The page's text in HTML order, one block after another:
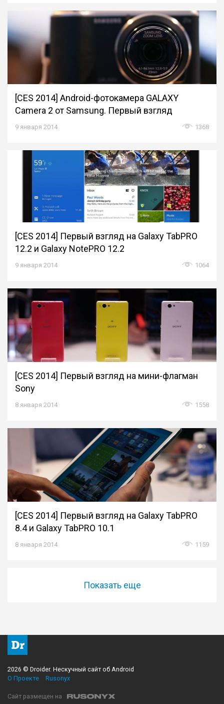
[CES 2014] Android-фотокамера GALAXY
Camera 2 от Samsung. Первый взгляд
9 января 2014 1368
[CES 2014] Первый взгляд на Galaxy TabPRO
12.2 и Galaxy NotePRO 12.2
9 января 2014 1064
[CES 2014] Первый взгляд на мини-флагман
Sony
8 января 2014 1558
[CES 2014] Первый взгляд на Galaxy TabPRO
8.4 и Galaxy TabPRO 10.1
8 января 2014 1159
Показать еще
2026 © Droider. Нескучный сайт об Android
О Проекте
Rusonyx
Сайт размещен на